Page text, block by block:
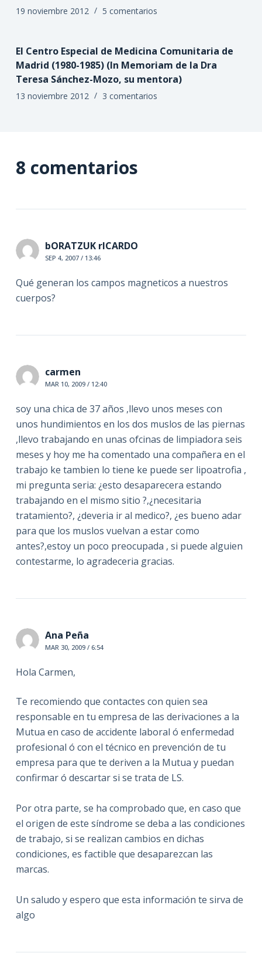
19 noviembre 2012 5 comentarios
El Centro Especial de Medicina Comunitaria de
Madrid (1980-1985) (In Memoriam de la Dra
Teresa Sánchez-Mozo, su mentora)
13 noviembre 2012 3 comentarios
8 comentarios
bORATZUK rICARDO
SEP 4, 2007 / 13:46
Qué generan los campos magneticos a nuestros
cuerpos?
carmen
MAR 10, 2009 / 12:40
soy una chica de 37 años ,llevo unos meses con
unos hundimientos en los dos muslos de las piernas
,llevo trabajando en unas ofcinas de limpiadora seis
meses y hoy me ha comentado una compañera en el
trabajo ke tambien lo tiene ke puede ser lipoatrofia ,
mi pregunta seria: ¿esto desaparecera estando
trabajando en el mismo sitio ?,¿necesitaria
tratamiento?, ¿deveria ir al medico?, ¿es bueno adar
para que los muslos vuelvan a estar como
antes?,estoy un poco preocupada , si puede alguien
contestarme, lo agradeceria gracias.
Ana Peña
MAR 30, 2009 / 6:54
Hola Carmen,
Te recomiendo que contactes con quien sea
responsable en tu empresa de las derivaciones a la
Mutua en caso de accidente laboral ó enfermedad
profesional ó con el técnico en prevención de tu
empresa para que te deriven a la Mutua y puedan
confirmar ó descartar si se trata de LS.
Por otra parte, se ha comprobado que, en caso que
el origen de este síndrome se deba a las condiciones
de trabajo, si se realizan cambios en dichas
condiciones, es factible que desaparezcan las
marcas.
Un saludo y espero que esta información te sirva de
algo